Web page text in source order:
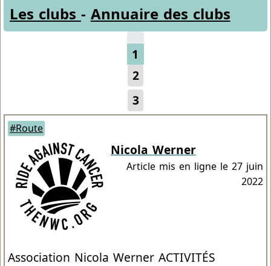
Les clubs - Annuaire des clubs
1
2
3
#Route
Nicola Werner
Association Nicola Werner ACTIVITÉS
Article mis en ligne le27 juin
2022